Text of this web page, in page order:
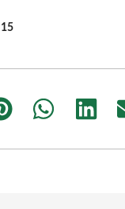
15
Share
Share
Share